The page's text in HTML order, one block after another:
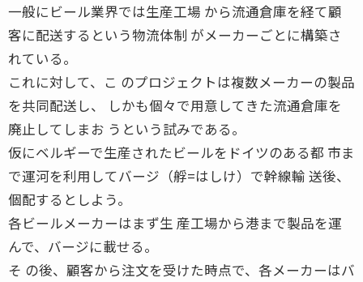
一般にビール業界では生産工場 から流通倉庫を経て顧
客に配送するという物流体制 がメーカーごとに構築さ
れている。
これに対して、こ のプロジェクトは複数メーカーの製品
を共同配送し、 しかも個々で用意してきた流通倉庫を
廃止してしまお うという試みである。
仮にベルギーで生産されたビールをドイツのある都 市ま
で運河を利用してバージ（艀=はしけ）で幹線輸 送後、
個配するとしよう。
各ビールメーカーはまず生 産工場から港まで製品を運
んで、バージに載せる。
そ の後、顧客から注文を受けた時点で、各メーカーはバ